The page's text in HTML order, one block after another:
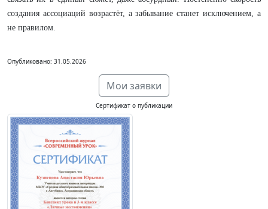
создания ассоциаций возрастёт, а забывание станет исключением, а
не правилом.
Опубликовано: 31.05.2026
Мои заявки
Сертификат о публикации